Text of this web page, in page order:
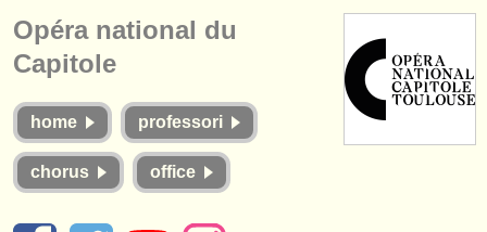
corsi
concorsi/premi
strumenti in vendita
strumenti rubati
Opéra national du
Capitole
home professori
chorus office